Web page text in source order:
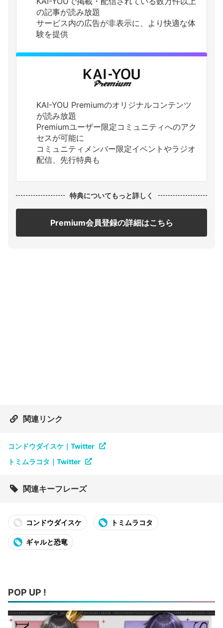
の記事が読み放題
サービス内の広告が非表示に、より快適な体
験を提供
KAI-YOU Premiumのオリジナルコンテンツ
が読み放題
Premiumユーザー限定コミュニティへのアク
セスが可能に
コミュニティメンバー限定イベントやラジオ
配信、先行特典も
特典についてもっと詳しく
Premium会員登録の詳細はこちら
関連リンク
コンドウダイスケ｜Twitter
トミムラコタ｜Twitter
関連キーフレーズ
コンドウダイスケ トミムラコタ
ギャルと恐竜
POP UP !